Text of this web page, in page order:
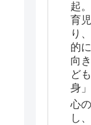
起。
育
り
的
向
ど
身
心
し